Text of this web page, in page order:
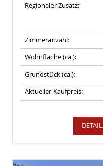
Regionaler Zusatz:
Zimmeranzahl:
Wohnfläche (ca.):
Grundstück (ca.):
Aktueller Kaufpreis: